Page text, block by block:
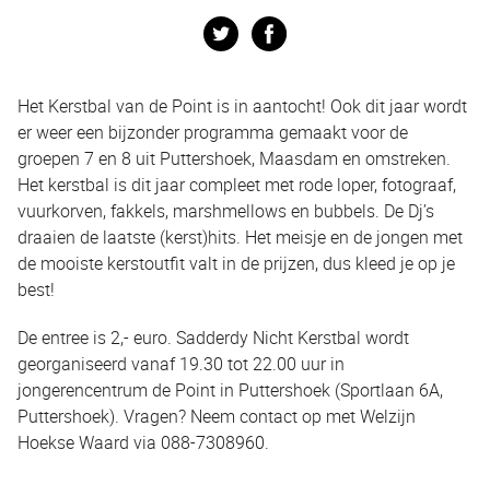
Twitter
Het Kerstbal van de Point is in aantocht! Ook dit jaar wordt
er weer een bijzonder programma gemaakt voor de
groepen 7 en 8 uit Puttershoek, Maasdam en omstreken.
Het kerstbal is dit jaar compleet met rode loper, fotograaf,
vuurkorven, fakkels, marshmellows en bubbels. De Dj’s
draaien de laatste (kerst)hits. Het meisje en de jongen met
de mooiste kerstoutfit valt in de prijzen, dus kleed je op je
best!
De entree is 2,- euro. Sadderdy Nicht Kerstbal wordt
georganiseerd vanaf 19.30 tot 22.00 uur in
jongerencentrum de Point in Puttershoek (Sportlaan 6A,
Puttershoek). Vragen? Neem contact op met Welzijn
Hoekse Waard via 088-7308960.